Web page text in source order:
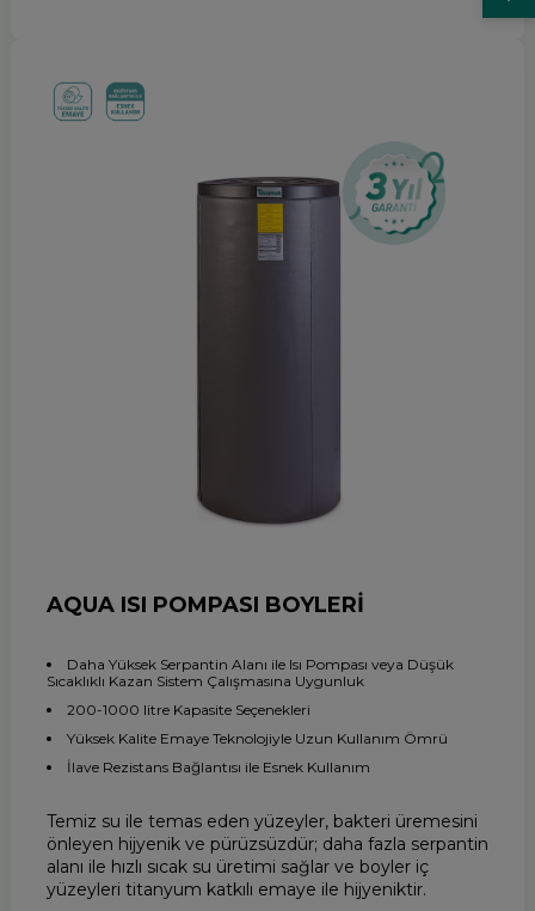
AQUA ISI POMPASI BOYLERİ
Daha Yüksek Serpantin Alanı ile Isı Pompası veya Düşük
Sıcaklıklı Kazan Sistem Çalışmasına Uygunluk
200-1000 litre Kapasite Seçenekleri
Yüksek Kalite Emaye Teknolojiyle Uzun Kullanım Ömrü
İlave Rezistans Bağlantısı ile Esnek Kullanım
Temiz su ile temas eden yüzeyler, bakteri üremesini
önleyen hijyenik ve pürüzsüzdür; daha fazla serpantin
alanı ile hızlı sıcak su üretimi sağlar ve boyler iç
yüzeyleri titanyum katkılı emaye ile hijyeniktir.